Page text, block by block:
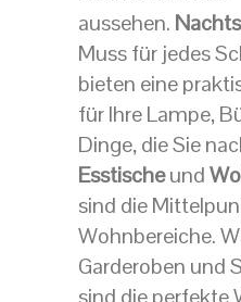
aussehen.
Muss für jedes
bieten eine
für Ihre Lampe,
Dinge, die Sie
Esstischeund
sind die
Wohnbereiche.
Garderoben und
sind die perfekte